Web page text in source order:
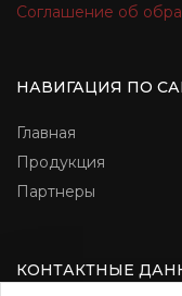
Соглашение об
НАВИГАЦИЯ ПО
Главная
Продукция
Партнеры
КОНТАКТНЫЕ